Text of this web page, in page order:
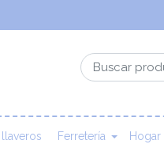
llaveros Ferretería Hogar